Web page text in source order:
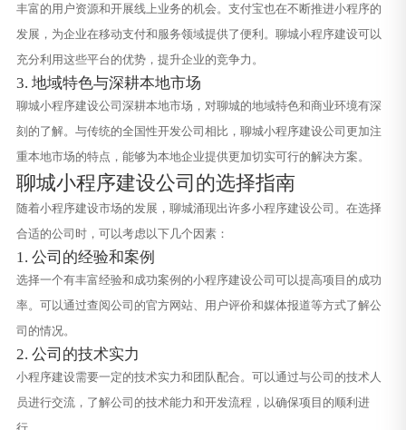
丰富的用户资源和开展线上业务的机会。支付宝也在不断推进小程序的
发展，为企业在移动支付和服务领域提供了便利。聊城小程序建设可以
充分利用这些平台的优势，提升企业的竞争力。
3. 地域特色与深耕本地市场
聊城小程序建设公司深耕本地市场，对聊城的地域特色和商业环境有深
刻的了解。与传统的全国性开发公司相比，聊城小程序建设公司更加注
重本地市场的特点，能够为本地企业提供更加切实可行的解决方案。
聊城小程序建设公司的选择指南
随着小程序建设市场的发展，聊城涌现出许多小程序建设公司。在选择
合适的公司时，可以考虑以下几个因素：
1. 公司的经验和案例
选择一个有丰富经验和成功案例的小程序建设公司可以提高项目的成功
率。可以通过查阅公司的官方网站、用户评价和媒体报道等方式了解公
司的情况。
2. 公司的技术实力
小程序建设需要一定的技术实力和团队配合。可以通过与公司的技术人
员进行交流，了解公司的技术能力和开发流程，以确保项目的顺利进